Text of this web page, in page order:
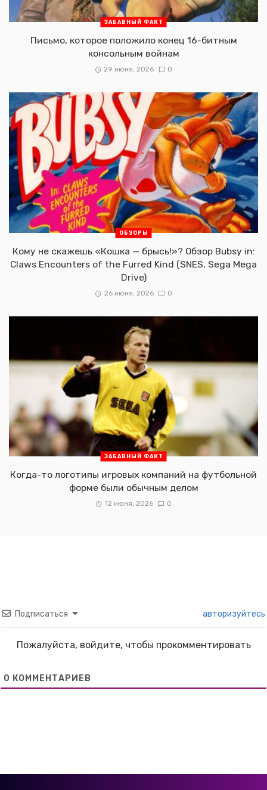
ЗАБАВНЫЙ ФАКТ
Письмо, которое положило конец 16-битным
консольным войнам
29 июня, 2026 0
ОБЗОРЫ
Кому не скажешь «Кошка — брысь!»? Обзор Bubsy in:
Claws Encounters of the Furred Kind (SNES, Sega Mega
Drive)
26 июня, 2026 0
ЗАБАВНЫЙ ФАКТ
Когда-то логотипы игровых компаний на футбольной
форме были обычным делом
12 июня, 2026 0
Подписаться авторизуйтесь
Пожалуйста, войдите, чтобы прокомментировать
0 КОММЕНТАРИЕВ